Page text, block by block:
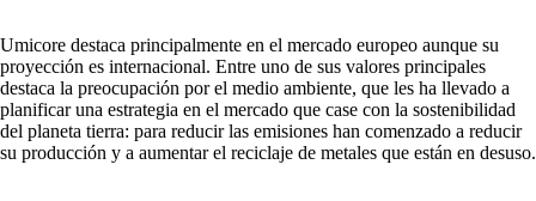
Umicore destaca principalmente en el mercado europeo aunque su
proyección es internacional. Entre uno de sus valores principales
destaca la preocupación por el medio ambiente, que les ha llevado a
planificar una estrategia en el mercado que case con la sostenibilidad
del planeta tierra: para reducir las emisiones han comenzado a reducir
su producción y a aumentar el reciclaje de metales que están en desuso.